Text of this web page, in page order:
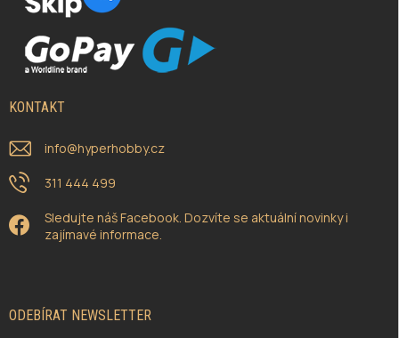
KONTAKT
info@hyperhobby.cz
311 444 499
Sledujte náš Facebook. Dozvíte se aktuální novinky i
zajímavé informace.
ODEBÍRAT NEWSLETTER